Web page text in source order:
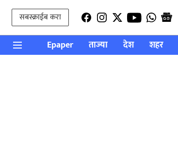
सबस्क्राईब करा
Epaper ताज्या देश शहर